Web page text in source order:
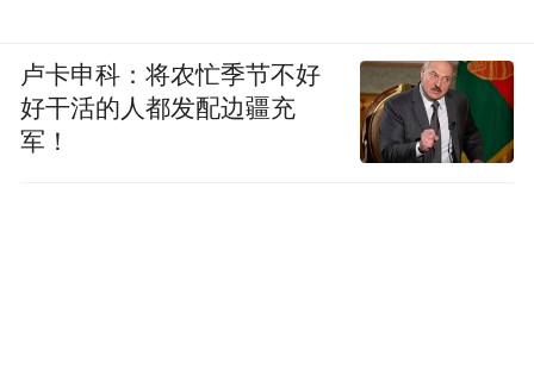
卢卡申科：将农忙季节不好
好干活的人都发配边疆充
军！